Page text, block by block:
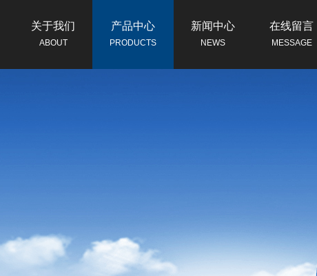
关于我们
ABOUT
产品中心
PRODUCTS
新闻中心
NEWS
在线留言
MESSAGE